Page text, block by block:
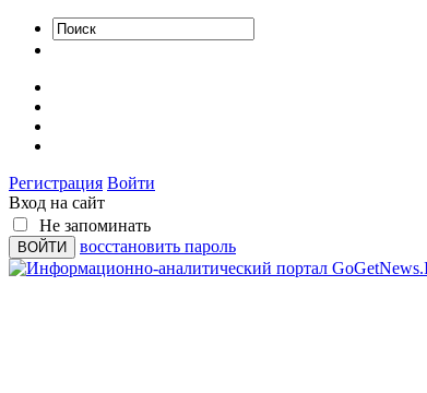
Регистрация Войти
Вход на сайт
Не запоминать
восстановить пароль